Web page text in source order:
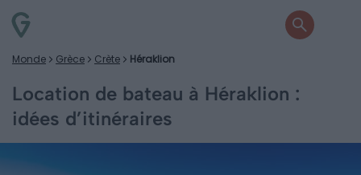
Monde Grèce Crète Héraklion
Location de bateau à Héraklion :
idées d’itinéraires